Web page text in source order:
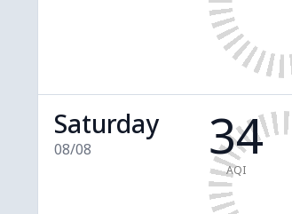
Saturday
08/08 34
AQI